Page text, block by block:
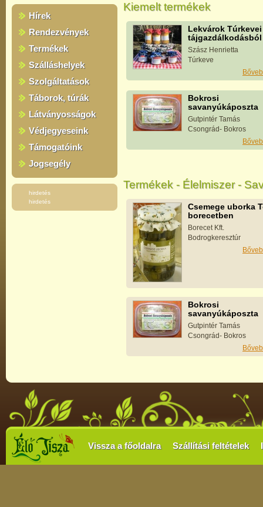
Hírek
Rendezvények
Termékek
Szálláshelyek
Szolgáltatások
Táborok, túrák
Látványosságok
Védjegyeseink
Támogatóink
Jogsegély
hirdetés
hirdetés
Kiemelt termékek
Lekvárok Túrkevei
tájgazdálkodásból
Szász Henrietta
Túrkeve
Bokrosi
savanyúkáposzta
Gutpintér Tamás
Csongrád- Bokros
Termékek - Élelmiszer -
Csemege uborka
borecetben
Borecet Kft.
Bodrogkeresztúr
Bokrosi
savanyúkáposzta
Gutpintér Tamás
Csongrád- Bokros
Vissza a főoldalra Szállítási feltételek